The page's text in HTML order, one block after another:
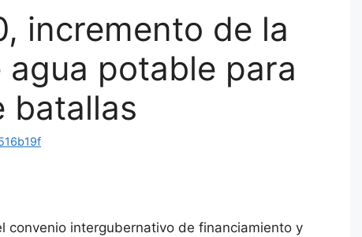
incremento de la
potable para
batallas
convenio intergubernativo de financiamiento y